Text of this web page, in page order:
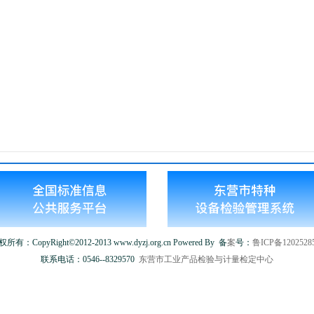
所有：CopyRight©2012-2013 www.dyzj.org.cn Powered By 备案号： 鲁ICP备
联系电话：0546--8329570 东营市工业产品检验与计量检定中心